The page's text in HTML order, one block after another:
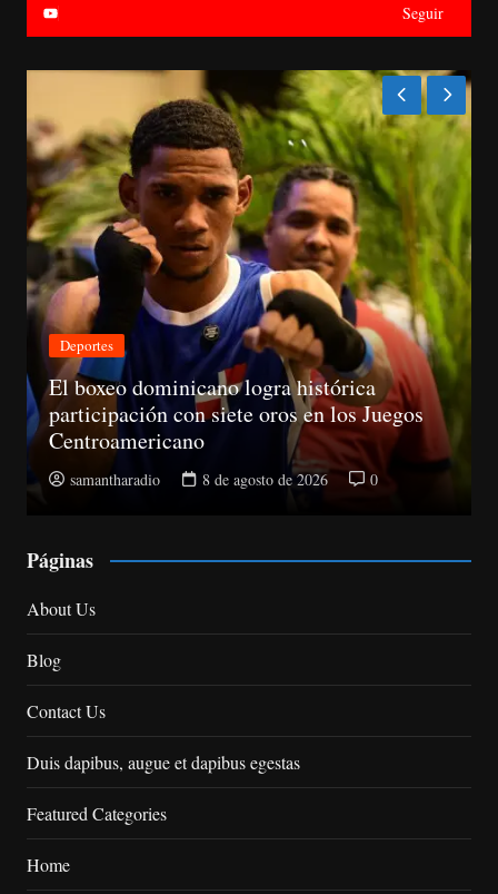
Seguir
Nacionales
CNM avanza evaluación de siete jueces
la Suprema y abre plazo de objeciones
samantharadio 8 de agosto de 2026
Páginas
About Us
Blog
Contact Us
Duis dapibus, augue et dapibus egestas
Featured Categories
Home